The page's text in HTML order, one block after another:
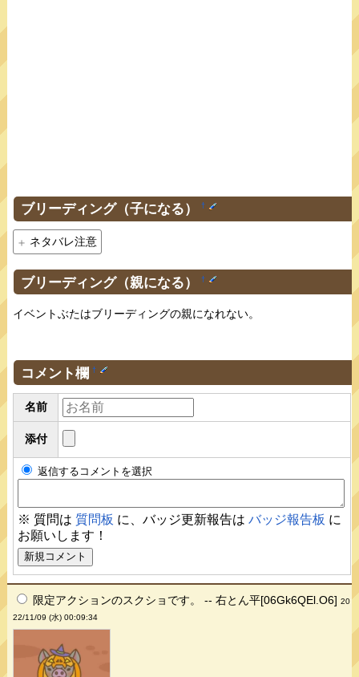
ブリーディング（子になる） †
ネタバレ注意
ブリーディング（親になる） †
イベントぶたはブリーディングの親になれない。
コメント欄 †
名前
添付
返信するコメントを選択
※ 質問は 質問板 に、バッジ更新報告はバッジ報告板 に
お願いします！
限定アクションのスクショです。 -- 右とん平[06Gk6QEl.O6]20
22/11/09 (水) 00:09:34